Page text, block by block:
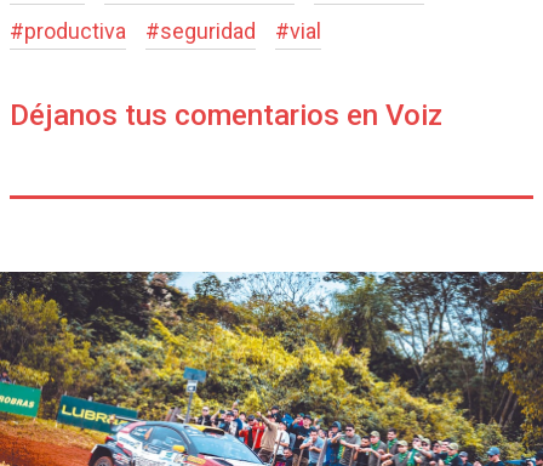
#productiva #seguridad #vial
Déjanos tus comentarios en Voiz